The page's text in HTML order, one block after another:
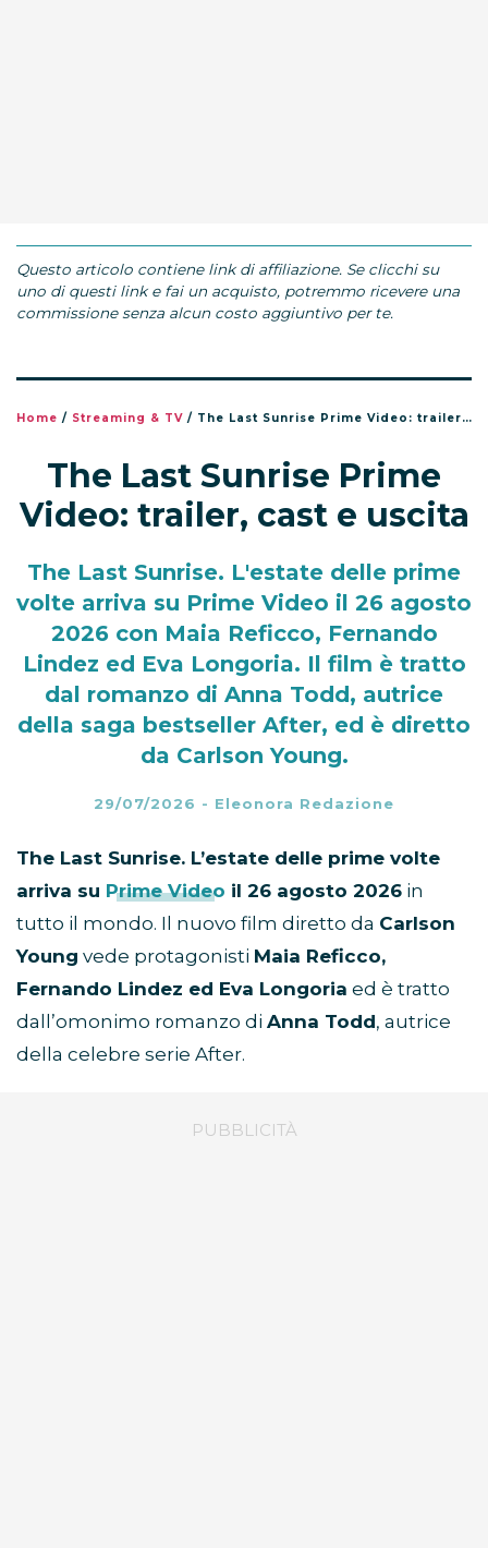
Questo articolo contiene link di affiliazione. Se clicchi su
uno di questi link e fai un acquisto, potremmo ricevere una
commissione senza alcun costo aggiuntivo per te.
Home / Streaming & TV / The Last Sunrise Prime Video: trailer, cast e uscita
The Last Sunrise Prime
Video: trailer, cast e uscita
The Last Sunrise. L'estate delle prime
volte arriva su Prime Video il 26 agosto
2026 con Maia Reficco, Fernando
Lindez ed Eva Longoria. Il film è tratto
dal romanzo di Anna Todd, autrice
della saga bestseller After, ed è diretto
da Carlson Young.
29/07/2026 - Eleonora Redazione
The Last Sunrise. L’estate delle prime volte
arriva su Prime Video il 26 agosto 2026 in
tutto il mondo. Il nuovo film diretto da Carlson
Young vede protagonisti Maia Reficco,
Fernando Lindez ed Eva Longoria ed è tratto
dall’omonimo romanzo di Anna Todd, autrice
della celebre serie After.